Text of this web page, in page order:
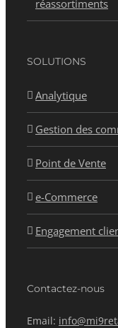
réassortiments
SOLUTIONS
Analytique
Gestion des
Point de Vente
e-Commerce
Engagement
Contactez-nous
Email: